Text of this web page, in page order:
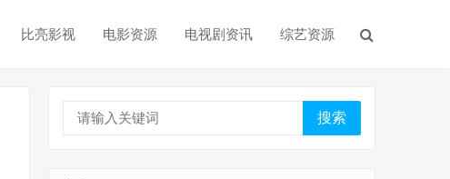
比亮影视 电影资源 电视剧资讯 综艺资源
搜索